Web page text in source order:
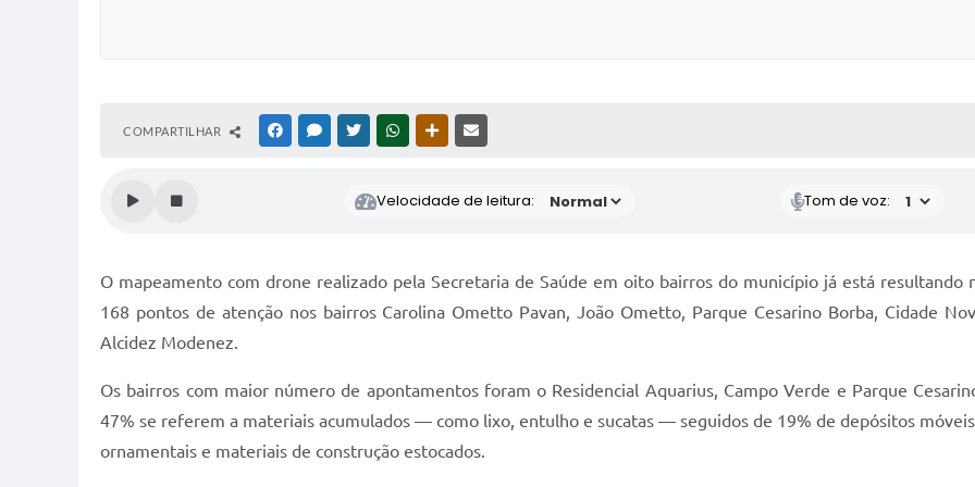
COMPARTILHAR FACEBOOKMESSENGER
TWITTERWHATSAPPOUTRAS MÍDIAS
Velocidade de leitura: Tom de voz:
O mapeamento com drone realizado pela Secretaria de Saúde em oito bairros do município já está resultando
168 pontos de atenção nos bairros Carolina Ometto Pavan, João Ometto, Parque Cesarino Borba, Cidade
Alcidez Modenez.
Os bairros com maior número de apontamentos foram o Residencial Aquarius, Campo Verde e Parque
47% se referem a materiais acumulados — como lixo, entulho e sucatas — seguidos de 19% de depósitos
ornamentais e materiais de construção estocados.